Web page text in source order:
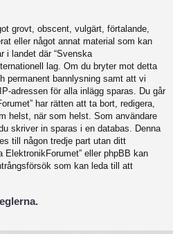
grovt, obscent, vulgärt, förtalande,
eller något annat material som kan
i landet där “Svenska
lag. Om du bryter mot detta
permanent bannlysning samt att vi
adressen för alla inlägg sparas. Du går
har rätten att ta bort, redigera,
helst, när som helst. Som användare
skriver in sparas i en databas. Denna
till någon tredje part utan ditt
eller phpBB kan
som kan leda till att